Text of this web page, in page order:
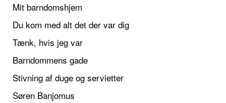
Mit barndomshjem
Du kom med alt det der var dig
Tænk, hvis jeg var
Barndommens gade
Stivning af duge og servietter
Søren Banjomus